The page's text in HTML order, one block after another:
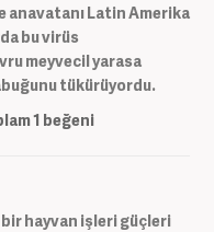
Latin Amerika
bu virüs
meyvecil yarasa
tükürüyordu.
1 beğeni
hayvan işleri güçleri